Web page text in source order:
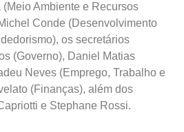
Ambiente e Recursos
Conde (Desenvolvimento
os secretários
(Governo), Daniel Matias
Neves (Emprego, Trabalho e
(Finanças), além dos
e Stephane Rossi.